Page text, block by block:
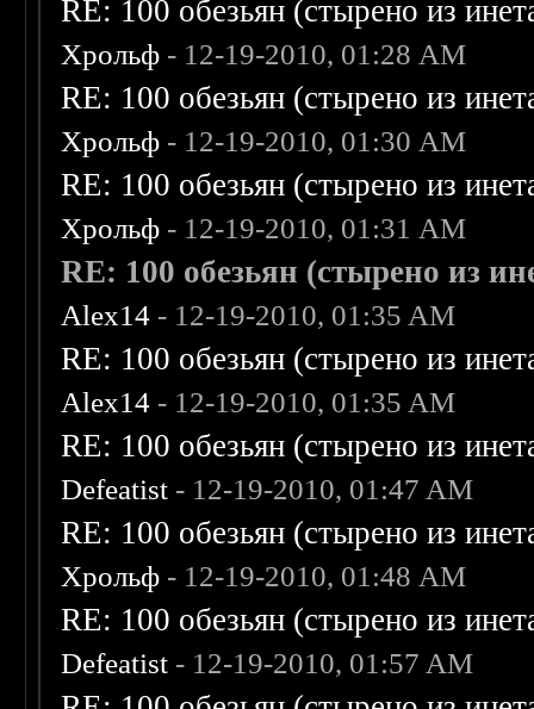
RE: 100 обезьян (стырено из
Хрольф - 12-19-2010, 01:28 AM
RE: 100 обезьян (стырено из
Хрольф - 12-19-2010, 01:30 AM
RE: 100 обезьян (стырено из
Хрольф - 12-19-2010, 01:31 AM
RE: 100 обезьян (стырено из
Alex14 - 12-19-2010, 01:35 AM
RE: 100 обезьян (стырено из
Alex14 - 12-19-2010, 01:35 AM
RE: 100 обезьян (стырено из
Defeatist - 12-19-2010, 01:47 AM
RE: 100 обезьян (стырено из
Хрольф - 12-19-2010, 01:48 AM
RE: 100 обезьян (стырено из
Defeatist - 12-19-2010, 01:57 AM